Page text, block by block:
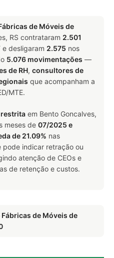
de Móveis de
RS contrataram 2.501
e desligaram 2.575 nos
5.076 movimentações —
de RH, consultores de
que acompanham a
MTE.
restrita em Bento Goncalves,
meses de 07/2025 e
de 21.09% nas
indicar retração ou
atenção de CEOs e
de retenção e custos.
de Móveis de